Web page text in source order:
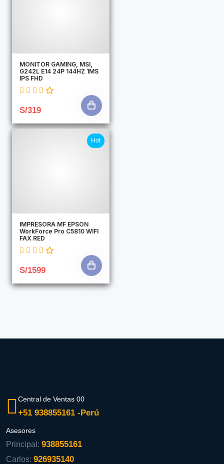
MONITOR GAMING, MSI,
G242L E14 24P 144HZ 1MS
IPS FHD
S/319
Hot
IMPRESORA MF EPSON
WorkForce Pro C5810 WIFI
FAX RED
S/1599
Central de Ventas 00
+51 938855161 -Perú
Asesores
Principal: 938855161
Carlos: 926935140